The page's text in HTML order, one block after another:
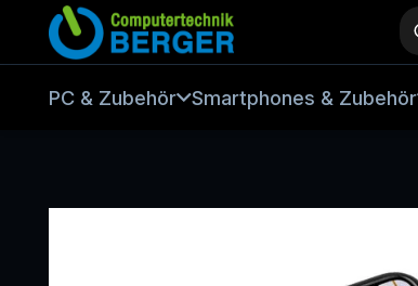
PC & Zubehör Smartphones & Zubehör